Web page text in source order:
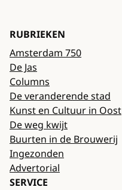
RUBRIEKEN
Amsterdam 750
De Jas
Columns
De veranderende stad
Kunst en Cultuur in Oost
De weg kwijt
Buurten in de Brouwerij
Ingezonden
Advertorial
SERVICE